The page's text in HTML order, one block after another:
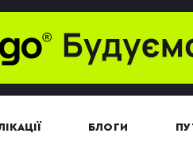
БЛОГИ